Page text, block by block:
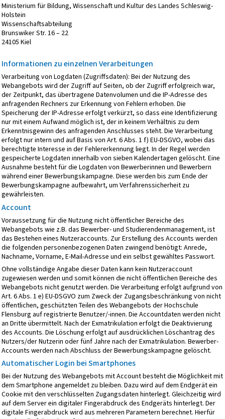
Ministerium für Bildung, Wissenschaft und Kultur des Landes Schleswig-
Holstein
Wissenschaftsabteilung
Brunswiker Str. 16 – 22
24105 Kiel
Informationen zu einzelnen Verarbeitungen
Verarbeitung von Logdaten (Zugriffsdaten): Bei der Nutzung des
Webangebots wird der Zugriff auf Seiten, ob der Zugriff erfolgreich war,
der Zeitpunkt, das übertragene Datenvolumen und die IP-Adresse des
anfragenden Rechners zur Erkennung von Fehlern erhoben. Die
Speicherung der IP-Adresse erfolgt verkürzt, so dass eine Identifizierung
nur mit einem Aufwand möglich ist, der in keinem Verhältnis zu dem
Erkenntnisgewinn des anfragenden Anschlusses steht. Die Verarbeitung
erfolgt nur intern und auf Basis von Art. 6 Abs. 1 f) EU-DSGVO, wobei das
berechtigte Interesse in der Fehlererkennung liegt. In der Regel werden
gespeicherte Logdaten innerhalb von sieben Kalendertagen gelöscht. Eine
Ausnahme besteht für die Logdaten von Bewerberinnen und Bewerbern
während einer Bewerbungskampagne. Diese werden bis zum Ende der
Bewerbungskampagne aufbewahrt, um Verfahrenssicherheit zu
gewährleisten.
Account
Voraussetzung für die Nutzung nicht öffentlicher Bereiche des
Webangebots wie z.B. das Bewerber- und Studierendenmanagement, ist
das Bestehen eines Nutzeraccounts. Zur Erstellung des Accounts werden
die folgenden personenbezogenen Daten zwingend benötigt: Anrede,
Nachname, Vorname, E-Mail-Adresse und ein selbst gewähltes Passwort.
Ohne vollständige Angabe dieser Daten kann kein Nutzeraccount
zugewiesen werden und somit können die nicht öffentlichen Bereiche des
Webangebots nicht genutzt werden. Die Verarbeitung erfolgt aufgrund von
Art. 6 Abs. 1 e) EU-DSGVO zum Zweck der Zugangsbeschränkung von nicht
öffentlichen, geschützten Teilen des Webangebots der Hochschule
Flensburg auf registrierte Benutzer/-innen. Die Accountdaten werden nicht
an Dritte übermittelt. Nach der Exmatrikulation erfolgt die Deaktivierung
des Accounts. Die Löschung erfolgt auf ausdrücklichen Löschantrag des
Nutzers/der Nutzerin oder fünf Jahre nach der Exmatrikulation. Bewerber-
Accounts werden nach Abschluss der Bewerbungskampagne gelöscht.
Automatischer Login bei Smartphones
Bei der Nutzung des Webangebots mit Account besteht die Möglichkeit mit
dem Smartphone angemeldet zu bleiben. Dazu wird auf dem Endgerät ein
Cookie mit den verschlüsselten Zugangsdaten hinterlegt. Gleichzeitig wird
auf dem Server ein digitaler Fingerabdruck des Endgeräts hinterlegt. Der
digitale Fingerabdruck wird aus mehreren Parametern berechnet. Hierfür